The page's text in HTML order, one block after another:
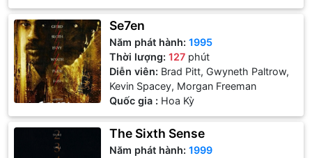
Se7en
Năm phát hành:1995
Thời lượng:127 phút
Diễn viên: Brad Pitt, Gwyneth Paltrow,
Kevin Spacey, Morgan Freeman
Quốc gia : Hoa Kỳ
The Sixth Sense
Năm phát hành:1999